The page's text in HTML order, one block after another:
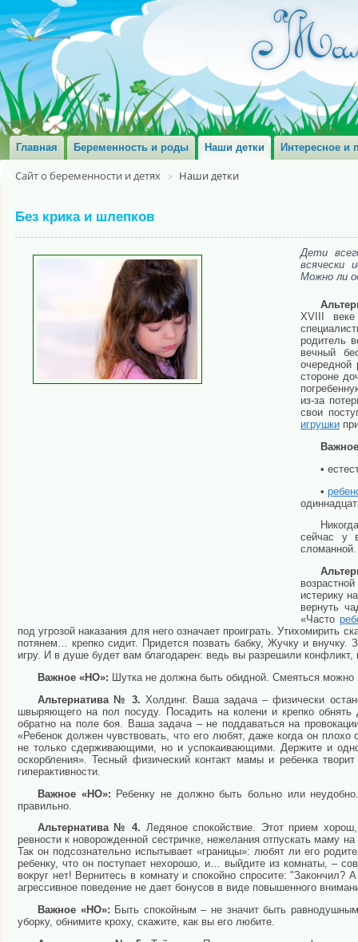
Главная Беременность и роды Наши детки Интересное и
Сайт о беременности и детях Наши детки
Без крика и шлепков
Дети
всячески
Можно ли
XVIII
родитель
вечный
очередной
стороне
из-за
свои
игрушки
•
•
сейчас у
сломанной.
истерику
вернуть
«Часто
под угрозой наказания для него означает проиграть.
потянем… крепко сидит. Придется позвать бабку, Жучку и
игру. И в душе будет вам благодарен: ведь вы разрешили конфликт,
Важное «НО»: Шутка не должна быть обидной. Смеяться можно
Альтернатива № 3. Холдинг. Ваша задача – физически
швыряющего на пол посуду. Посадить на колени и крепко
обратно на поле боя. Ваша задача – не поддаваться на
«Ребенок должен чувствовать, что его любят, даже когда он
не только сдерживающими, но и успокаивающими. Держите и
оскорбления». Тесный физический контакт мамы и ребенка
гиперактивности.
Важное «НО»: Ребенку не должно быть больно или
правильно.
Альтернатива № 4. Ледяное спокойствие. Этот прием
ревности к новорожденной сестричке, нежелания отпускать маму
Так он подсознательно испытывает «границы»: любят ли его
ребенку, что он поступает нехорошо, и… выйдите из комнаты, –
вокруг нет! Вернитесь в комнату и спокойно спросите:
агрессивное поведение не дает бонусов в виде повышенного
Важное «НО»: Быть спокойным – не значит быть
уборку, обнимите кроху, скажите, как вы его любите.